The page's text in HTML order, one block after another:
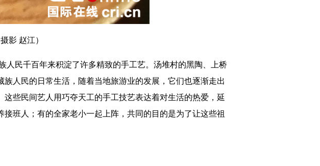
影 赵江）
民千百年来积淀了许多精致的手工艺。汤堆村的黑陶、上桥
人民的日常生活，随着当地旅游业的发展，它们也逐渐走出
些民间艺人用巧夺天工的手工技艺表达着对生活的热爱，延
班人；有的全家老小一起上阵，共同的目的是为了让这些祖